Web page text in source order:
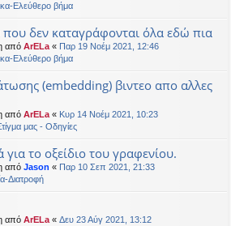
Ελεύθερο βήμα
που δεν καταγράφονται όλα εδώ πια
από ArELa « Παρ 19 Νοέμ 2021, 12:46
Ελεύθερο βήμα
(embedding) βιντεο απο αλλες
από ArELa « Κυρ 14 Νοέμ 2021, 10:23
μας - Οδηγίες
για το οξείδιο του γραφενίου.
από Jason « Παρ 10 Σεπ 2021, 21:33
Διατροφή
από ArELa « Δευ 23 Αύγ 2021, 13:12